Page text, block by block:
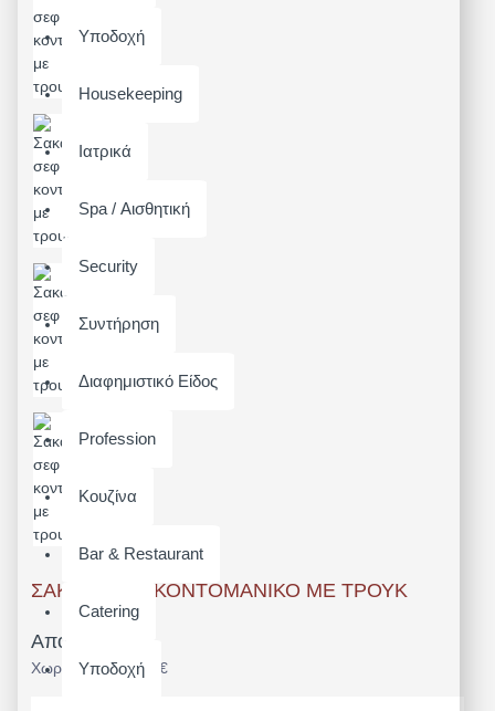
Υποδοχή
Housekeeping
Ιατρικά
Spa / Αισθητική
Security
Συντήρηση
Διαφημιστικό Είδος
Profession
Κουζίνα
Bar & Restaurant
Catering
Υποδοχή
ΣΑΚΆΚΙ ΣΕΦ ΚΟΝΤΌΜΑΝΙΚΟ ΜΕ ΤΡΟΥΚ
Από 34,72€
Χωρίς ΦΠΑ: 28,00€